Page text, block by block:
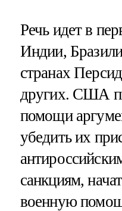
Речь идет в
Индии,
странах
других. США
помощи
убедить их
санкциям,
военную